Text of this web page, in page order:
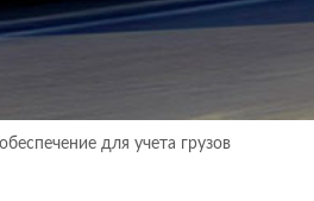
для учета грузов